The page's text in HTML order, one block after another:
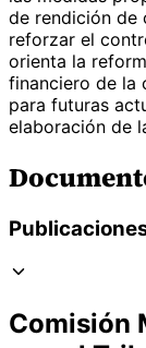
de rendición de
reforzar el
orienta la
financiero de la
para futuras
elaboración de
Comisión